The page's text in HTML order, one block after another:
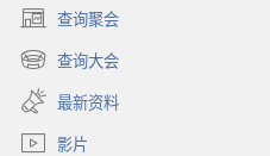
查询聚会
（打
开
新
窗
口）
查询大会
（打
开
新
窗
最新资料
影片